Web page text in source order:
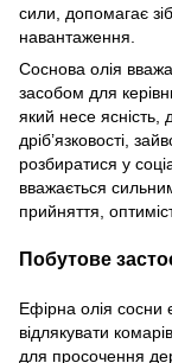
сили, допомагає
навантаження.
Соснова олія
засобом для
який несе ясність,
дріб’язковості,
розбиратися у
вважається
прийняття,
Побутове
Ефірна олія
відлякувати
для просочення